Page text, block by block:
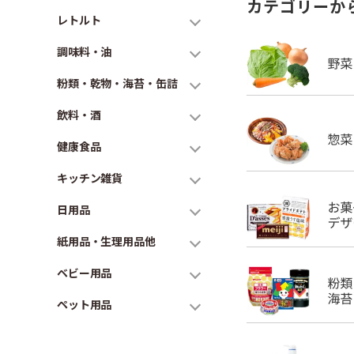
レトルト
調味料・油
粉類・乾物・海苔・缶詰
飲料・酒
健康食品
キッチン雑貨
日用品
紙用品・生理用品他
ベビー用品
ペット用品
カテゴリーか